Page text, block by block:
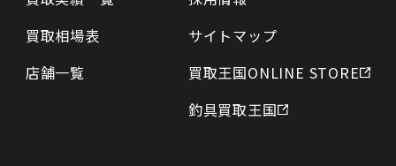
買取相場表
店舗一覧
サイトマップ
買取王国ONLINE STORE
釣具買取王国